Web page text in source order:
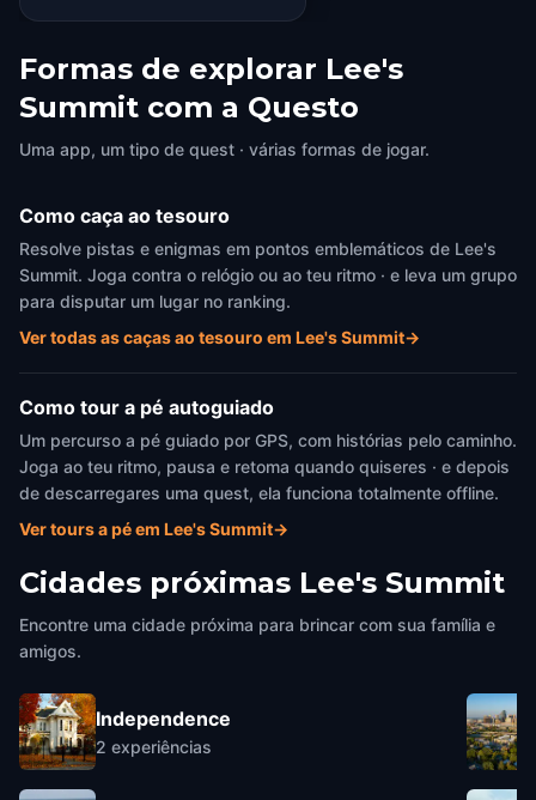
Formas de explorar Lee's
Summit com a Questo
Uma app, um tipo de quest · várias formas de jogar.
Como caça ao tesouro
Resolve pistas e enigmas em pontos emblemáticos de Lee's
Summit. Joga contra o relógio ou ao teu ritmo · e leva um grupo
para disputar um lugar no ranking.
Ver todas as caças ao tesouro em Lee's Summit→
Como tour a pé autoguiado
Um percurso a pé guiado por GPS, com histórias pelo caminho.
Joga ao teu ritmo, pausa e retoma quando quiseres · e depois
de descarregares uma quest, ela funciona totalmente offline.
Ver tours a pé em Lee's Summit→
Cidades próximas Lee's Summit
Encontre uma cidade próxima para brincar com sua família e
amigos.
Independence
2 experiências